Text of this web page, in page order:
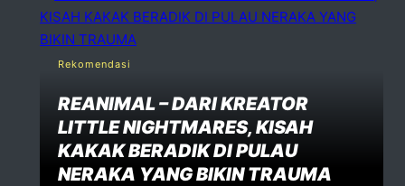
Rekomendasi
REANIMAL – DARI KREATOR
LITTLE NIGHTMARES, KISAH
KAKAK BERADIK DI PULAU
NERAKA YANG BIKIN TRAUMA